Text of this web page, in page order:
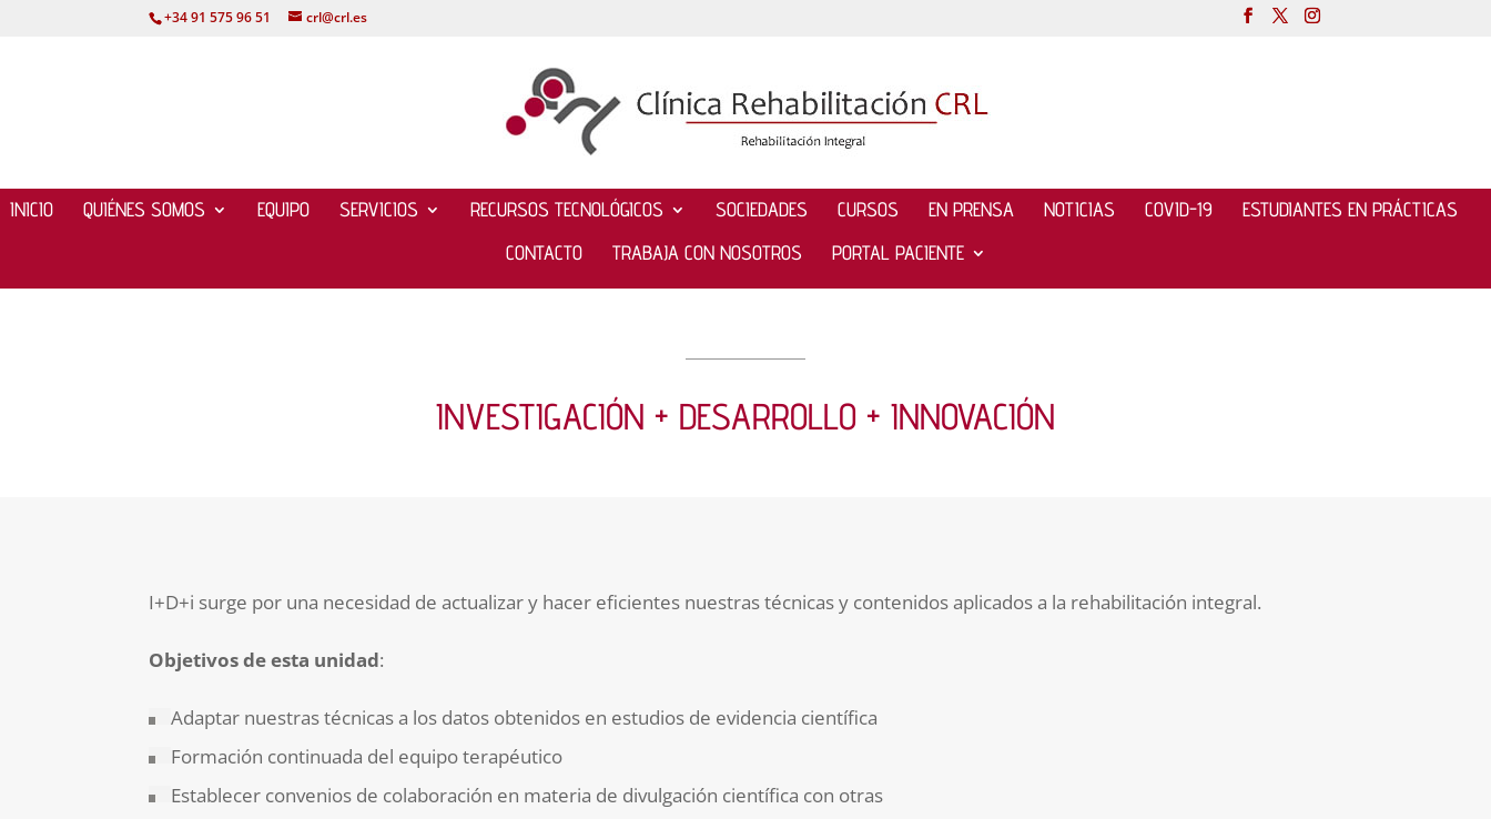
+34 91 575 96 51 crl@crl.es
INICIO QUIÉNES SOMOS EQUIPO SERVICIOS RECURSOS TECNOLÓGICOS SOCIEDADES CURSOS EN PRENSA NOTICIAS COVID-19
ESTUDIANTES EN PRÁCTICAS
CONTACTO
TRABAJA CON NOSOTROS PORTAL PACIENTE
INVESTIGACIÓN + DESARROLLO + INNOVACIÓN
I+D+i surge por una necesidad de actualizar y hacer eficientes nuestras técnicas y contenidos aplicados a la rehabilitación integral.
Objetivos de esta unidad:
Adaptar nuestras técnicas a los datos obtenidos en estudios de evidencia científica
Formación continuada del equipo terapéutico
Establecer convenios de colaboración en materia de divulgación científica con otras